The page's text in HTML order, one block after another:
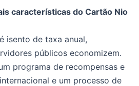
características do Cartão Nio
isento de taxa anual,
públicos economizem.
programa de recompensas e
e um processo de